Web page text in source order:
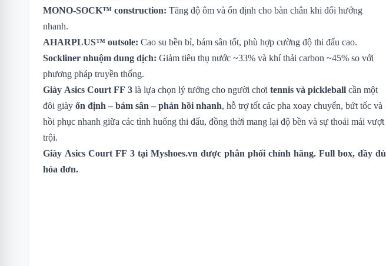
MONO-SOCK™ construction: Tăng độ ôm và ổn định cho bàn chân khi đổi hướng
nhanh.
AHARPLUS™ outsole: Cao su bền bỉ, bám sân tốt, phù hợp cường độ thi đấu cao.
Sockliner nhuộm dung dịch: Giảm tiêu thụ nước ~33% và khí thải carbon ~45% so với
phương pháp truyền thống.
Giày Asics Court FF 3 là lựa chọn lý tưởng cho người chơi tennis và pickleball cần một
đôi giày ổn định – bám sân – phản hồi nhanh, hỗ trợ tốt các pha xoay chuyển, bứt tốc và
hồi phục nhanh giữa các tình huống thi đấu, đồng thời mang lại độ bền và sự thoải mái vượt
trội.
Giày Asics Court FF 3 tại Myshoes.vn được phân phối chính hãng. Full box, đầy đủ
hóa đơn.